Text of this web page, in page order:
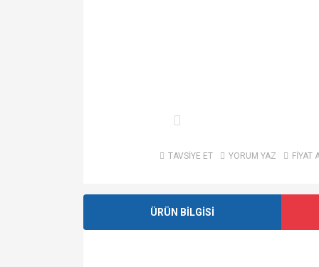
TAVSİYE ET YORUM YAZ FİYAT
ÜRÜN BİLGİSİ